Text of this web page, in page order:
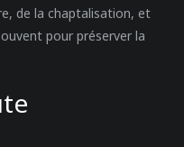
de la chaptalisation, et
pour préserver la